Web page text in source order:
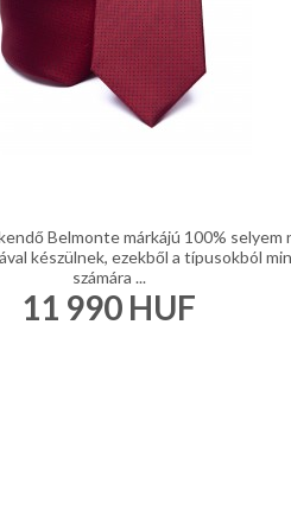
Belmonte márkájú 100% selyem
készülnek, ezekből a típusokból
számára ...
11 990 HUF